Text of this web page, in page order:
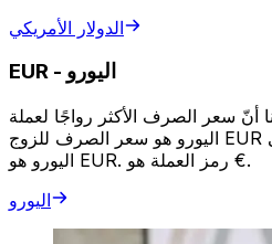
الدولار الأمريكي
EUR - اليورو
أنّ سعر الصرف الأكثر رواجًا لعملة
اليورو هو سعر الصرف للزوج EUR إلى USD. رمز العملة لـ
اليورو هو EUR. رمز العملة هو €.
اليورو